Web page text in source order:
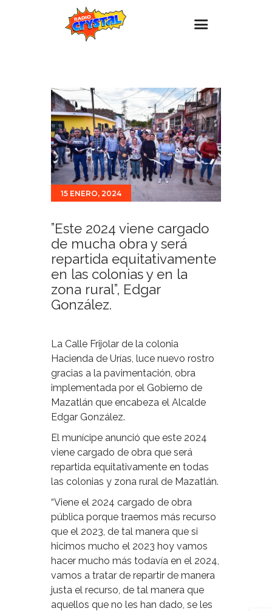
Estaciones
Eventos
Promociones
Noticias
Para ti
Contacto
15 ENERO, 2024
”Este 2024 viene cargado
de mucha obra y será
repartida equitativamente
en las colonias y en la
zona rural”, Edgar
González.
La Calle Frijolar de la colonia
Hacienda de Urías, luce nuevo rostro
gracias a la pavimentación, obra
implementada por el Gobierno de
Mazatlán que encabeza el Alcalde
Edgar González.
El munícipe anunció que este 2024
viene cargado de obra que será
repartida equitativamente en todas
las colonias y zona rural de Mazatlán.
“Viene el 2024 cargado de obra
pública porque traemos más recurso
que el 2023, de tal manera que si
hicimos mucho el 2023 hoy vamos
hacer mucho más todavía en el 2024,
vamos a tratar de repartir de manera
justa el recurso, de tal manera que
aquellos que no les han dado, se les